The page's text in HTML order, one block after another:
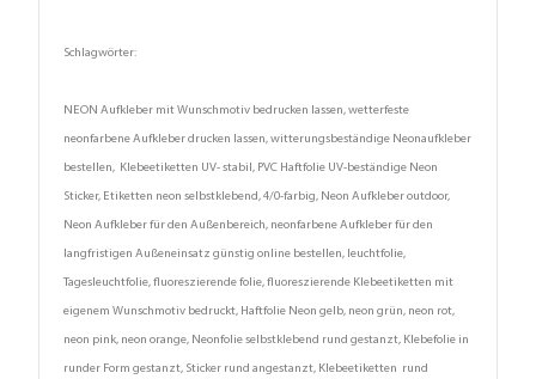
Schlagwörter:
NEON Aufkleber mit Wunschmotiv bedrucken lassen, wetterfeste
neonfarbene Aufkleber drucken lassen, witterungsbeständige Neonaufkleber
bestellen, Klebeetiketten UV- stabil, PVC Haftfolie UV-beständige Neon
Sticker, Etiketten neon selbstklebend, 4/0-farbig, Neon Aufkleber outdoor,
Neon Aufkleber für den Außenbereich, neonfarbene Aufkleber für den
langfristigen Außeneinsatz günstig online bestellen, leuchtfolie,
Tagesleuchtfolie, fluoreszierende folie, fluoreszierende Klebeetiketten mit
eigenem Wunschmotiv bedruckt, Haftfolie Neon gelb, neon grün, neon rot,
neon pink, neon orange, Neonfolie selbstklebend rund gestanzt, Klebefolie in
runder Form gestanzt, Sticker rund angestanzt, Klebeetiketten rund